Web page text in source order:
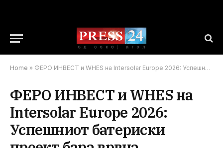
Home » ФЕРО ИНВЕСТ и WHES на Intersolar Europe 2026: Успешниот батериски проект бара врвна технологија и искусен инженерски партнер
ФЕРО ИНВЕСТ и WHES на
Intersolar Europe 2026:
Успешниот батериски